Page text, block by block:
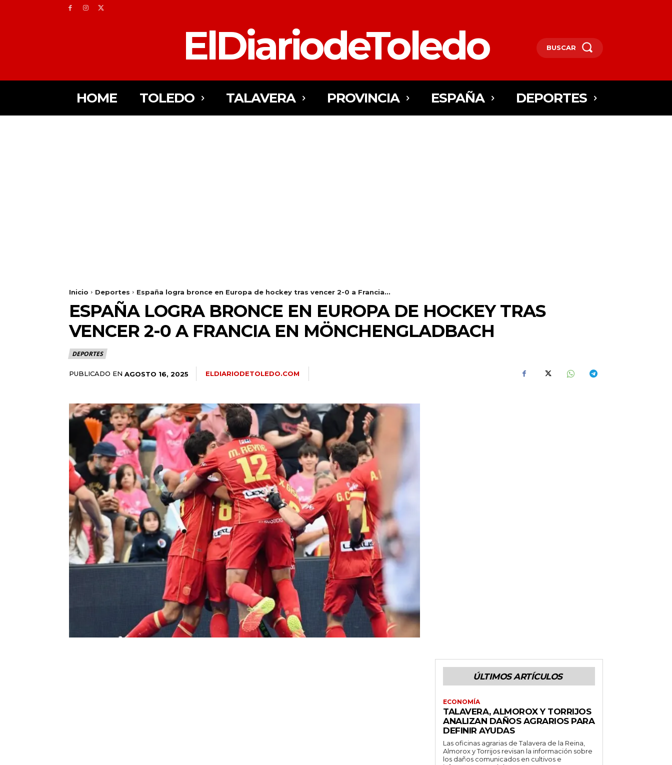
ElDiariodeToledo BUSCAR
HOME TOLEDO TALAVERA PROVINCIA ESPAÑA DEPORTES
Inicio Deportes España logra bronce en Europa de hockey tras vencer 2-0 a Francia...
ESPAÑA LOGRA BRONCE EN EUROPA DE HOCKEY TRAS
VENCER 2-0 A FRANCIA EN MÖNCHENGLADBACH
DEPORTES
PUBLICADO EN AGOSTO 16, 2025 ELDIARIODETOLEDO.COM
ÚLTIMOS ARTÍCULOS
ECONOMÍA
TALAVERA, ALMOROX Y TORRIJOS
ANALIZAN DAÑOS AGRARIOS PARA
DEFINIR AYUDAS
Las oficinas agrarias de Talavera de la Reina,
Almorox y Torrijos revisan la información sobre
los daños comunicados en cultivos e